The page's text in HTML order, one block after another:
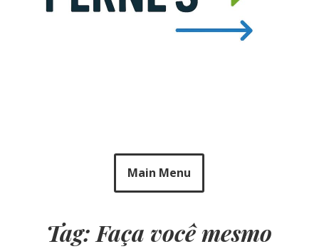
Main Menu
Tag: Faça você mesmo